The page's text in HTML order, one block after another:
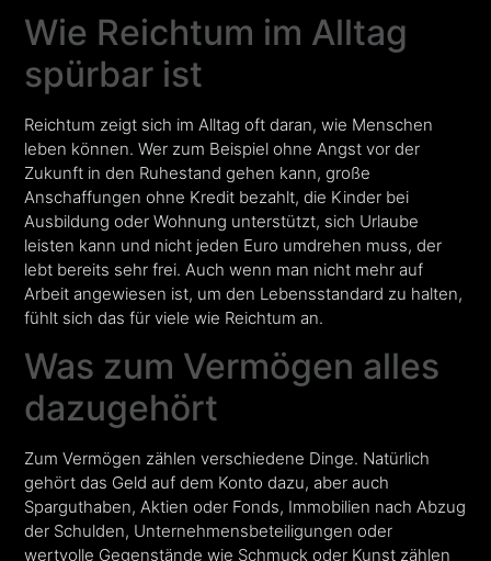
Wie Reichtum im Alltag
spürbar ist
Reichtum zeigt sich im Alltag oft daran, wie Menschen
leben können. Wer zum Beispiel ohne Angst vor der
Zukunft in den Ruhestand gehen kann, große
Anschaffungen ohne Kredit bezahlt, die Kinder bei
Ausbildung oder Wohnung unterstützt, sich Urlaube
leisten kann und nicht jeden Euro umdrehen muss, der
lebt bereits sehr frei. Auch wenn man nicht mehr auf
Arbeit angewiesen ist, um den Lebensstandard zu halten,
fühlt sich das für viele wie Reichtum an.
Was zum Vermögen alles
dazugehört
Zum Vermögen zählen verschiedene Dinge. Natürlich
gehört das Geld auf dem Konto dazu, aber auch
Sparguthaben, Aktien oder Fonds, Immobilien nach Abzug
der Schulden, Unternehmensbeteiligungen oder
wertvolle Gegenstände wie Schmuck oder Kunst zählen